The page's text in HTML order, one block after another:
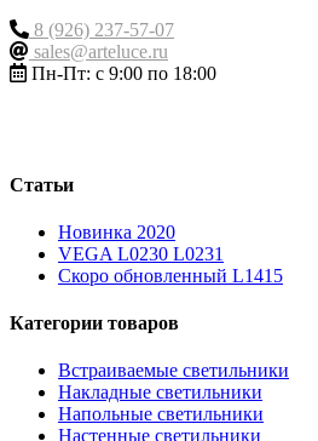
8 (926) 237-57-07
sales@arteluce.ru
Пн-Пт: с 9:00 по 18:00
Статьи
Новинка 2020
VEGA L0230 L0231
Скоро обновленный L1415
Категории товаров
Встраиваемые светильники
Накладные светильники
Напольные светильники
Настенные светильники